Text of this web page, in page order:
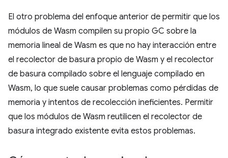
El otro problema del enfoque anterior de permitir que los
módulos de Wasm compilen su propio GC sobre la
memoria lineal de Wasm es que no hay interacción entre
el recolector de basura propio de Wasm y el recolector
de basura compilado sobre el lenguaje compilado en
Wasm, lo que suele causar problemas como pérdidas de
memoria y intentos de recolección ineficientes. Permitir
que los módulos de Wasm reutilicen el recolector de
basura integrado existente evita estos problemas.